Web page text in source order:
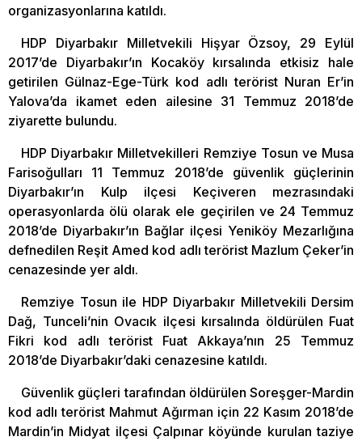
organizasyonlarına katıldı.
HDP Diyarbakır Milletvekili Hişyar Özsoy, 29 Eylül
2017’de Diyarbakır’ın Kocaköy kırsalında etkisiz hale
getirilen Gülnaz-Ege-Türk kod adlı terörist Nuran Er’in
Yalova’da ikamet eden ailesine 31 Temmuz 2018’de
ziyarette bulundu.
HDP Diyarbakır Milletvekilleri Remziye Tosun ve Musa
Farisoğulları 11 Temmuz 2018’de güvenlik güçlerinin
Diyarbakır’ın Kulp ilçesi Keçiveren mezrasındaki
operasyonlarda ölü olarak ele geçirilen ve 24 Temmuz
2018’de Diyarbakır’ın Bağlar ilçesi Yeniköy Mezarlığına
defnedilen Reşit Amed kod adlı terörist Mazlum Çeker’in
cenazesinde yer aldı.
Remziye Tosun ile HDP Diyarbakır Milletvekili Dersim
Dağ, Tunceli’nin Ovacık ilçesi kırsalında öldürülen Fuat
Fikri kod adlı terörist Fuat Akkaya’nın 25 Temmuz
2018’de Diyarbakır’daki cenazesine katıldı.
Güvenlik güçleri tarafından öldürülen Soreşger-Mardin
kod adlı terörist Mahmut Ağırman için 22 Kasım 2018’de
Mardin’in Midyat ilçesi Çalpınar köyünde kurulan taziye